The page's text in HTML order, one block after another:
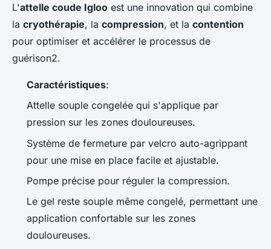
L'attelle coude Igloo est une innovation qui combine
la cryothérapie, la compression, et la contention
pour optimiser et accélérer le processus de
guérison2.
Caractéristiques:
Attelle souple congelée qui s'applique par
pression sur les zones douloureuses.
Système de fermeture par velcro auto-agrippant
pour une mise en place facile et ajustable.
Pompe précise pour réguler la compression.
Le gel reste souple même congelé, permettant une
application confortable sur les zones
douloureuses.